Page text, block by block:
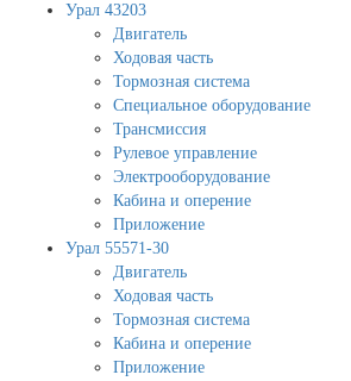
Урал 43203
Двигатель
Ходовая часть
Тормозная система
Специальное оборудование
Трансмиссия
Рулевое управление
Электрооборудование
Кабина и оперение
Приложение
Урал 55571-30
Двигатель
Ходовая часть
Тормозная система
Кабина и оперение
Приложение